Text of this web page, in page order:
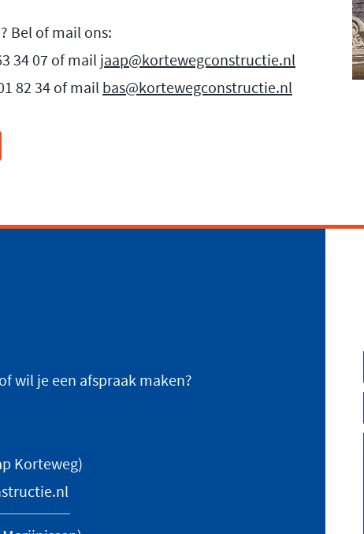
Bel of mail ons:
34 07 of mailjaap@kortewegconstructie.nl
82 34 of mailbas@kortewegconstructie.nl
wil je een afspraak maken?
Korteweg)